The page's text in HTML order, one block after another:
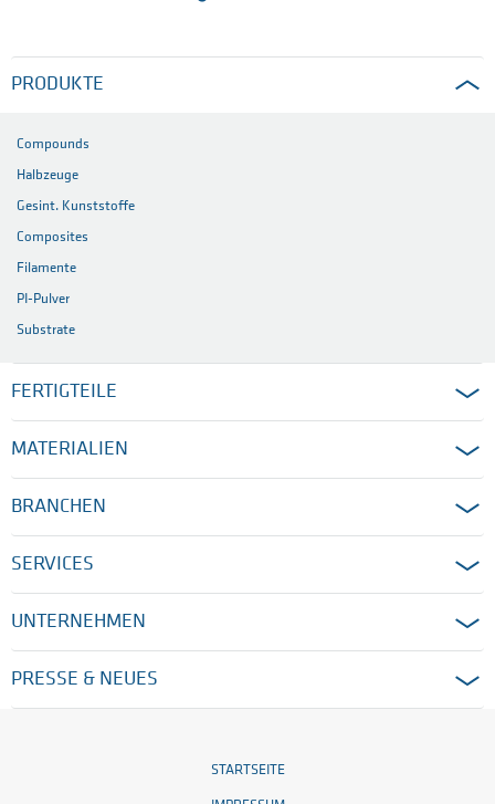
PRODUKTE
Compounds
Halbzeuge
Gesint. Kunststoffe
Composites
Filamente
PI-Pulver
Substrate
FERTIGTEILE
MATERIALIEN
BRANCHEN
SERVICES
UNTERNEHMEN
PRESSE & NEUES
STARTSEITE